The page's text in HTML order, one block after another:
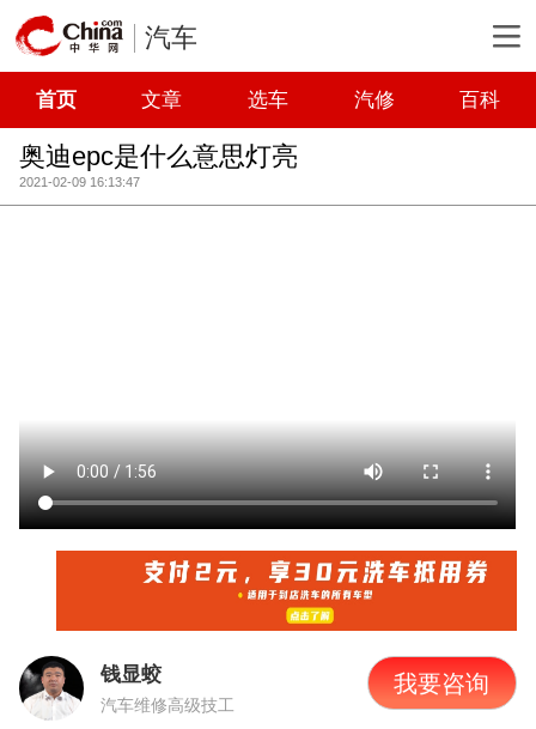
汽车
首页 文章 选车 汽修 百科
奥迪epc是什么意思灯亮
2021-02-09 16:13:47
钱显蛟
汽车维修高级技工
我要咨询